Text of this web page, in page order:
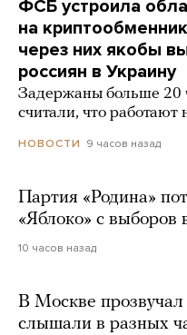
ФСБ устроила
на
через них якобы
россиян в Украину
Задержаны больше 20
считали, что
НОВОСТИ 9 часов назад
Партия «Родина»
«Яблоко» с выборов
10 часов назад
В Москве
слышали в разных